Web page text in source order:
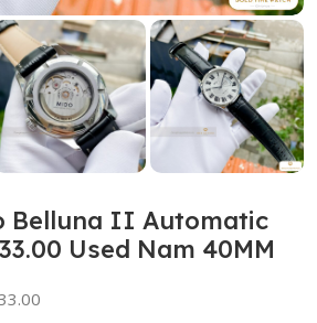
Belluna II Automatic
Used Nam 40MM